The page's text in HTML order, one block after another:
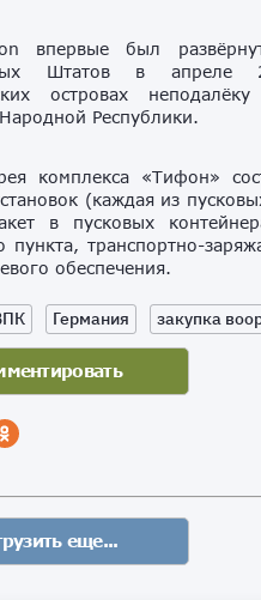
впервые был
Штатов в апреле
островах
Республики.
комплекса «Тифон»
(каждая из
в пусковых
пункта, транспортно-
обеспечения.
Германия закупка